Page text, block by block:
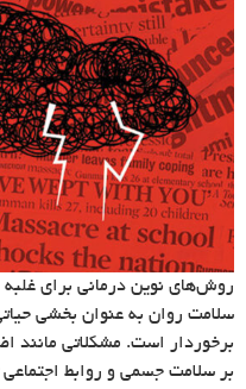
روش‌های نوین درمانی برای
سلامت روان به عنوان بخشی
برخوردار است. مشکلاتی مانند
بر سلامت جسمی و روابط اجتماعی